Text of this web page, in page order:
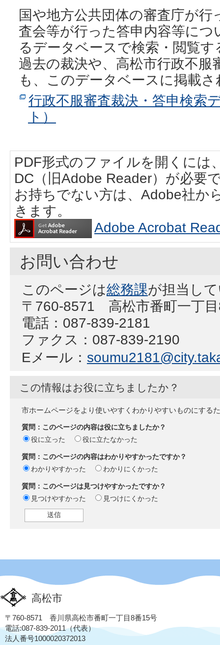
国や地方公共団体の審査庁が
査会等が行った答申内容等に
るデータベースで検索・閲覧
過去の裁決や、高松市行政不服
も、このデータベースに掲載
行政不服審査裁決・答申検索
ト）
PDF形式のファイルを開くには
DC（旧Adobe Reader）が必要
お持ちでない方は、Adobe社か
きます。
Adobe Acrobat
お問い合わせ
このページは総務課が担当し
〒760-8571 高松市番町一丁
電話：087-839-2181
ファクス：087-839-2190
Eメール：
この情報はお役に立ちましたか？
市ホームページをより使いやすくわかりやすいものにする
質問：このページの内容は役に立ちましたか？
役に立った
役に立たなかった
質問：このページの内容はわかりやすかったですか？
わかりやすかった
わかりにくかった
質問：このページは見つけやすかったですか？
見つけやすかった
見つけにくかった
高松市
〒760-8571 香川県高松市番町一丁目8番15号
電話:087-839-2011（代表）
法人番号1000020372013